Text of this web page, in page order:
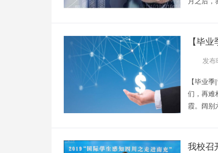
排的十
理寝室
【毕
发布
【毕业
们，再难
霞。阔别
的时间也
我校召